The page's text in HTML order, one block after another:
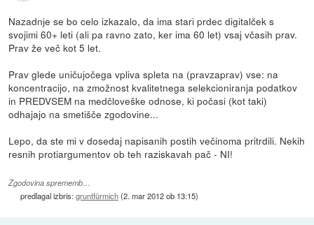
Nazadnje se bo celo izkazalo, da ima stari prdec digitalček s
svojimi 60+ leti (ali pa ravno zato, ker ima 60 let) vsaj včasih prav.
Prav že več kot 5 let.
Prav glede uničujočega vpliva spleta na (pravzaprav) vse: na
koncentracijo, na zmožnost kvalitetnega selekcioniranja podatkov
in PREDVSEM na medčloveške odnose, ki počasi (kot taki)
odhajajo na smetišče zgodovine...
Lepo, da ste mi v dosedaj napisanih postih večinoma pritrdili. Nekih
resnih protiargumentov ob teh raziskavah pač - NI!
Zgodovina sprememb…
predlagal izbris:gruntfürmich(2. mar 2012 ob 13:15)